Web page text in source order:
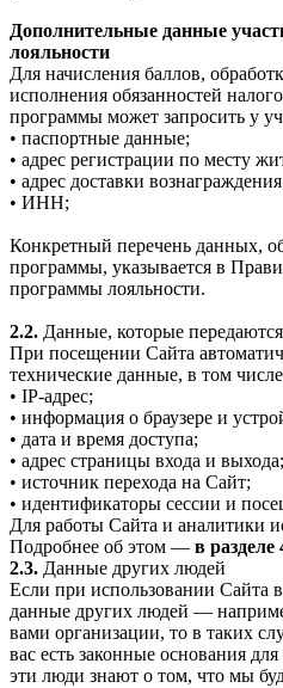
Дополнительные данные
лояльности
Для начисления баллов,
исполнения обязанностей
программы может запросить у
• паспортные данные;
• адрес регистрации по месту
• адрес доставки
• ИНН;
Конкретный перечень данных,
программы, указывается в
программы лояльности.
2.2. Данные, которые
При посещении Сайта
технические данные, в том
• IP-адрес;
• информация о браузере и
• дата и время доступа;
• адрес страницы входа и выхода;
• источник перехода на Сайт;
• идентификаторы сессии и
Для работы Сайта и аналитики
Подробнее об этом — в разделе
2.3. Данные других людей
Если при использовании Сайта
данные других людей —
вами организации, то в таких
вас есть законные основания
эти люди знают о том, что мы